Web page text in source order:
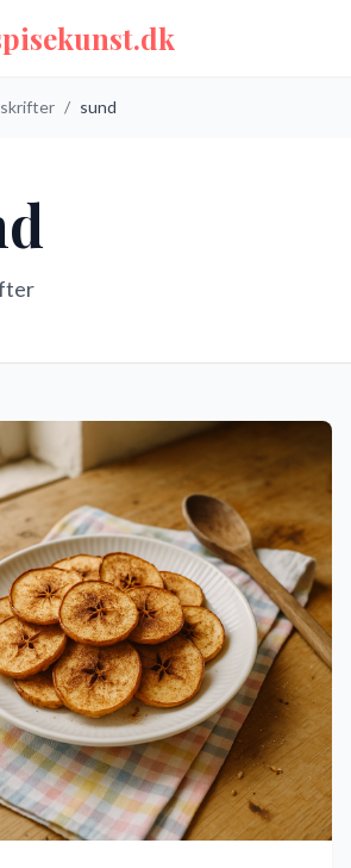
/ sund